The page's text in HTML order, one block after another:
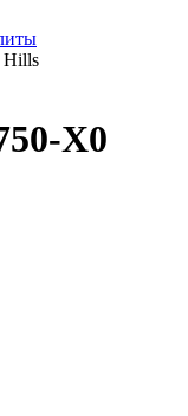
Hills
X0